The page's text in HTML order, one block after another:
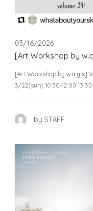
03/16/2026
[Art Workshop by
[Art Workshop by w.a.y.s]
3/22(sun) 10:30-12:00 13:30-
by STAFF